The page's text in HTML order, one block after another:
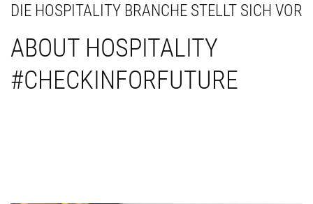
DIE HOSPITALITY BRANCHE STELLT SICH VOR
ABOUT HOSPITALITY
#CHECKINFORFUTURE